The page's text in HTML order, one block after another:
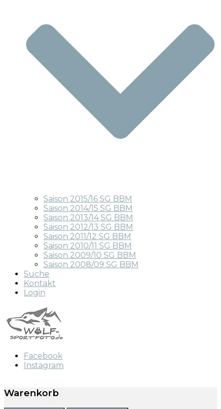
Saison 2015/16 SG BBM
Saison 2014/15 SG BBM
Saison 2013/14 SG BBM
Saison 2012/13 SG BBM
Saison 2011/12 SG BBM
Saison 2010/11 SG BBM
Saison 2009/10 SG BBM
Saison 2008/09 SG BBM
Suche
Kontakt
Login
Facebook
Instagram
Warenkorb